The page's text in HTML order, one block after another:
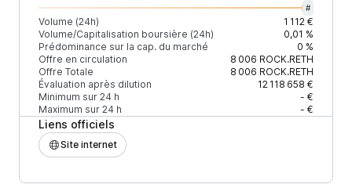
#
Volume (24h)
1 112 €
Volume/Capitalisation boursière (24h)
0,01 %
Prédominance sur la cap. du marché
0 %
Offre en circulation
8 006 ROCK.RETH
Offre Totale
8 006 ROCK.RETH
Évaluation après dilution
12 118 658 €
Minimum sur 24 h
- €
Maximum sur 24 h
- €
Liens officiels
Site internet